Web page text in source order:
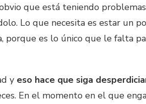
que está teniendo
Lo que necesita es estar un
porque es lo único que le falta
y eso hace que siga
En el momento en el que